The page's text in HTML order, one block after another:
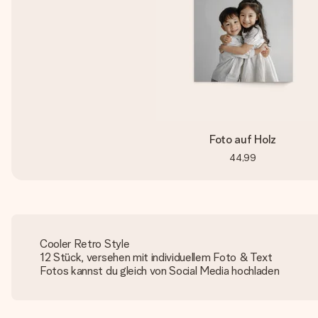
Foto auf Holz
44,99
Cooler Retro Style
12 Stück, versehen mit individuellem Foto & Text
Fotos kannst du gleich von Social Media hochladen